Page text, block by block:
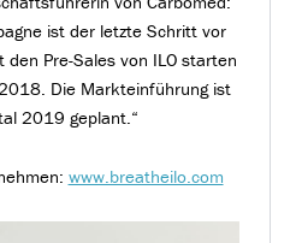
ist der letzte Schritt vor
Pre-Sales von ILO starten
Die Markteinführung ist
2019 geplant.“
www.breatheilo.com